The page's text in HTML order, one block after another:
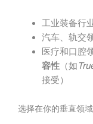
工业装备行
汽车、轨交
医疗和口腔
容性 （如
接受）
选择在你的垂直领